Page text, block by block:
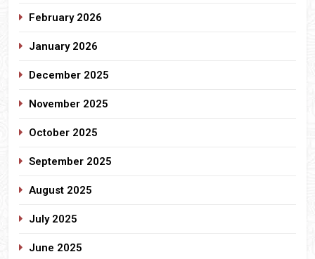
February 2026
January 2026
December 2025
November 2025
October 2025
September 2025
August 2025
July 2025
June 2025